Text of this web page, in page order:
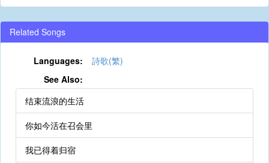
Related Songs
Languages:
詩歌(繁)
See Also:
结束流浪的生活
你如今活在召会里
我已得着归宿